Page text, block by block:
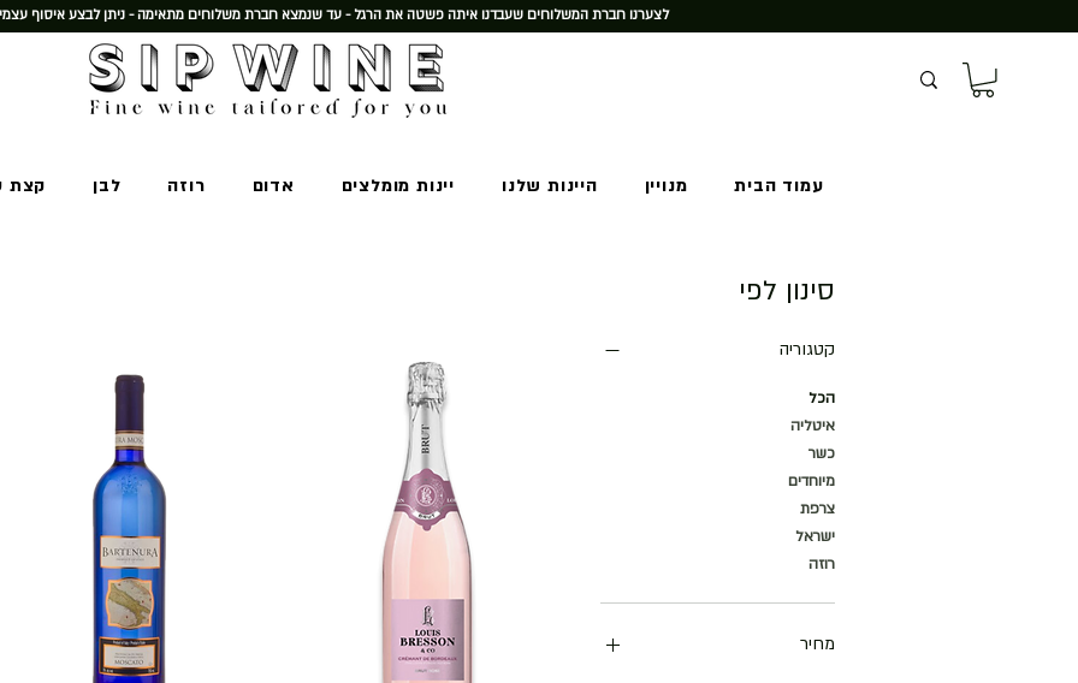
לצערנו חברת המשלוחים שעבדנו איתה פשטה את הרגל - עד שנמצא חברת משלוחים מתאימה - ניתן לבצע איסוף
עמוד הבית מנויין היינות שלנו יינות מומלצים אדום רוזה לבן קצת
סינון לפי
קטגוריה
הכל
איטליה
כשר
מיוחדים
צרפת
ישראל
רוזה
מחיר